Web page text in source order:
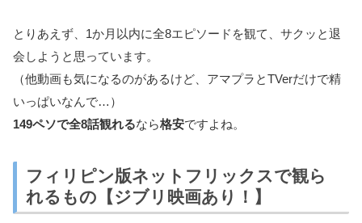
とりあえず、1か月以内に全8エピソードを観て、サクッと退
会しようと思っています。
（他動画も気になるのがあるけど、アマプラとTVerだけで精
いっぱいなんで…）
149ペソで全8話観れるなら格安ですよね。
フィリピン版ネットフリックスで観ら
れるもの【ジブリ映画あり！】